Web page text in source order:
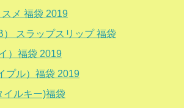
メ 福袋 2019
スラップスリップ 福袋
）福袋 2019
プル）福袋 2019
ルキー)福袋